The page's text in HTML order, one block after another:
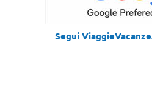
Segui